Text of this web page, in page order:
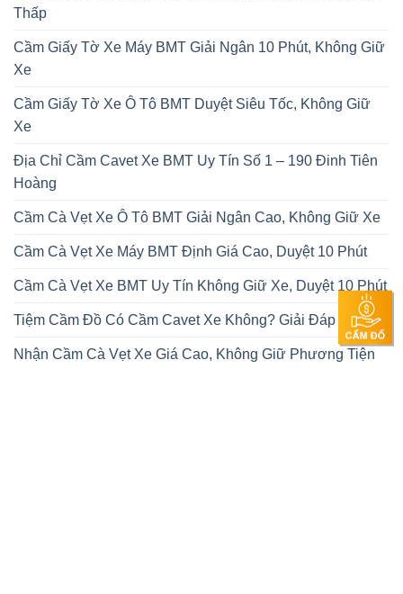
Thấp
Cầm Giấy Tờ Xe Máy BMT Giải Ngân 10 Phút, Không Giữ
Xe
Cầm Giấy Tờ Xe Ô Tô BMT Duyệt Siêu Tốc, Không Giữ
Xe
Địa Chỉ Cầm Cavet Xe BMT Uy Tín Số 1 – 190 Đinh Tiên
Hoàng
Cầm Cà Vẹt Xe Ô Tô BMT Giải Ngân Cao, Không Giữ Xe
Cầm Cà Vẹt Xe Máy BMT Định Giá Cao, Duyệt 10 Phút
Cầm Cà Vẹt Xe BMT Uy Tín Không Giữ Xe, Duyệt 10 Phút
Tiệm Cầm Đồ Có Cầm Cavet Xe Không? Giải Đáp Chi Tiết
Nhận Cầm Cà Vẹt Xe Giá Cao, Không Giữ Phương Tiện